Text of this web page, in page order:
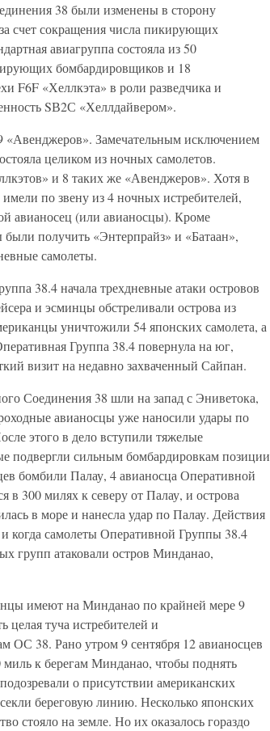
38 были изменены в сторону
счет сокращения числа пикирующих
авиагруппа состояла из 50
бомбардировщиков и 18
F6F «Хеллкэта» в роли разведчика и
SВ2С «Хеллдайвером».
«Авенджеров». Замечательным исключением
целиком из ночных самолетов.
и 8 таких же «Авенджеров». Хотя в
по звену из 4 ночных истребителей,
авианосец (или авианосцы). Кроме
получить «Энтерпрайз» и «Батаан»,
самолеты.
38.4 начала трехдневные атаки островов
и эсминцы обстреливали острова из
уничтожили 54 японских самолета, а
Группа 38.4 повернула на юг,
визит на недавно захваченный Сайпан.
Соединения 38 шли на запад с Эниветока,
авианосцы уже наносили удары по
этого в дело вступили тяжелые
подвергли сильным бомбардировкам позиции
бомбили Палау, 4 авианосца Оперативной
в 300 милях к северу от Палау, и острова
в море и нанесла удар по Палау. Действия
когда самолеты Оперативной Группы 38.4
групп атаковали остров Минданао,
имеют на Минданао по крайней мере 9
целая туча истребителей и
ОС 38. Рано утром 9 сентября 12 авианосцев
к берегам Минданао, чтобы поднять
о присутствии американских
береговую линию. Несколько японских
стояло на земле. Но их оказалось гораздо